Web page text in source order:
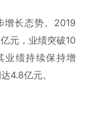
增长态势。2019
元，业绩突破10
业绩持续保持增
4.8亿元。